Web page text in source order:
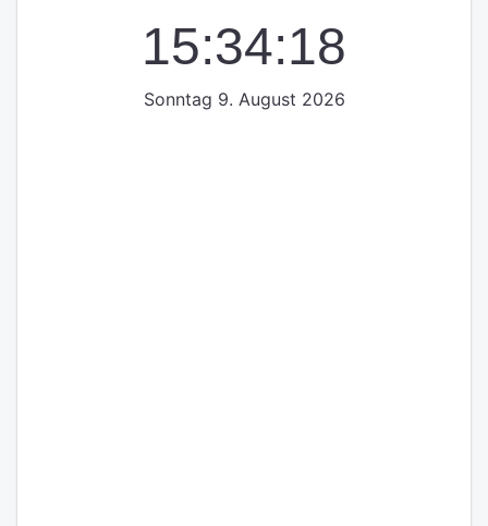
15:34:19
Sonntag 9. August 2026